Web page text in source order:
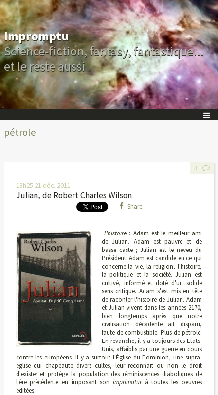
Impromptu
Science-fiction, fantasy, fantastique...
et le reste aussi
pétrole
13h25 21 déc. 2011
Julian, de Robert Charles Wilson
Share
L'histoire : Adam est le meilleur ami
de Julian. Adam est pauvre et de
basse caste ; Julian est le neveu du
Président. Adam est candide en ce qui
concerne la vie, la religion, l'histoire,
la politique et la société. Julian est
cultivé, informé et doté d'un solide
sens critique. Adam s'est mis en tête
de raconter l'histoire de Julian. Adam
et Julian vivent dans les années 2170,
bien longtemps après que notre
civilisation décadente ait disparu,
faute de combustible. Plus de pétrole.
En revanche, il y a toujours des Etats-
Unis, affaiblis par une guerre en cours
contre les européens. Il y a surtout l'Église du Dominion, une supra-
église qui chapeaute divers cultes, leur reconnait ou non le droit
d'exister et protège la population des réminiscences diaboliques de
l'ère précédente en imposant son imprimaturà toutes les oeuvres
éditées.
3